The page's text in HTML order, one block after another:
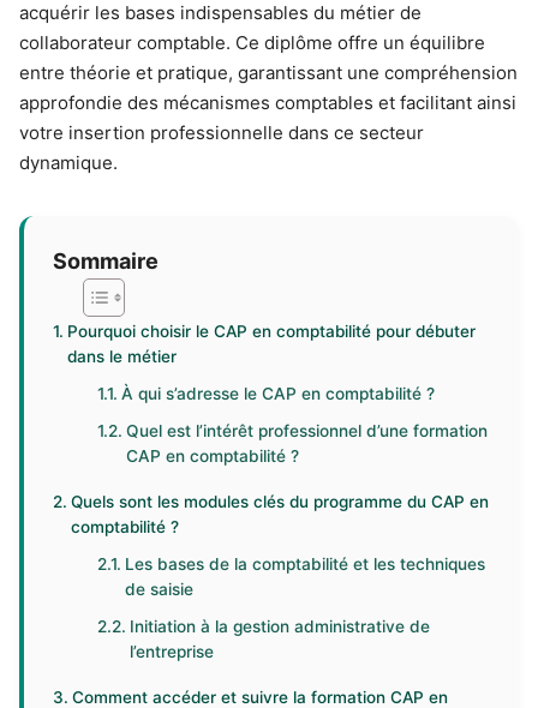
acquérir les bases indispensables du métier de
collaborateur comptable. Ce diplôme offre un équilibre
entre théorie et pratique, garantissant une compréhension
approfondie des mécanismes comptables et facilitant ainsi
votre insertion professionnelle dans ce secteur
dynamique.
Sommaire
Pourquoi choisir le CAP en comptabilité pour débuter
dans le métier
À qui s’adresse le CAP en comptabilité ?
Quel est l’intérêt professionnel d’une formation
CAP en comptabilité ?
Quels sont les modules clés du programme du CAP en
comptabilité ?
Les bases de la comptabilité et les techniques
de saisie
Initiation à la gestion administrative de
l’entreprise
Comment accéder et suivre la formation CAP en